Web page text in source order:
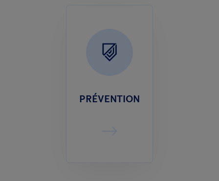
PRÉVENTION